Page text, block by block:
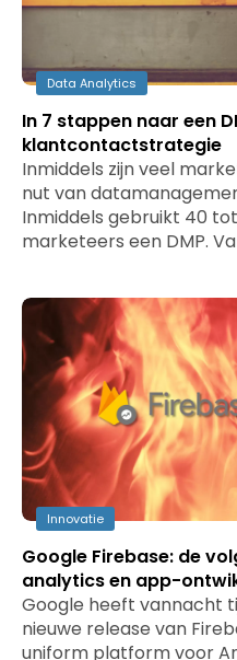
Data Analytics
In 7 stappen naar een
klantcontactstrategie
Inmiddels zijn veel
nut van
Inmiddels gebruikt 40
marketeers een DMP.
Innovatie
Google Firebase: de
analytics en app-
Google heeft vannacht
nieuwe release van
uniform platform voor